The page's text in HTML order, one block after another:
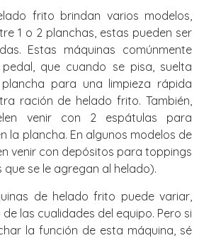
frito brindan varios modelos,
1 o 2 planchas, estas pueden ser
Estas máquinas comúnmente
que cuando se pisa, suelta
para una limpieza rápida
ración de helado frito. También,
venir con 2 espátulas para
la plancha. En algunos modelos de
venir con depósitos para toppings
se le agregan al helado).
de helado frito puede variar,
las cualidades del equipo. Pero si
la función de esta máquina, sé